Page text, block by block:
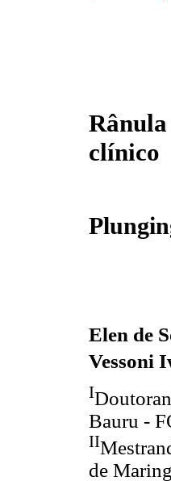
clínico
Elen de
Vessoni
I
Bauru -
II
de